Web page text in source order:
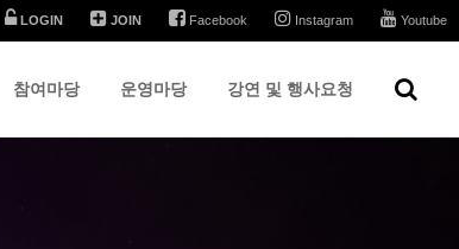
LOGIN JOIN Facebook Instagram Youtube
참여마당 운영마당 강연 및 행사요청